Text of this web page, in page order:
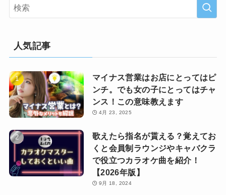
人気記事
マイナス営業はお店にとってはピ
ンチ。でも女の子にとってはチャ
ンス！この意味教えます
4月 23, 2025
歌えたら指名が貰える？覚えてお
くと会員制ラウンジやキャバクラ
で役立つカラオケ曲を紹介！
【2026年版】
9月 18, 2024